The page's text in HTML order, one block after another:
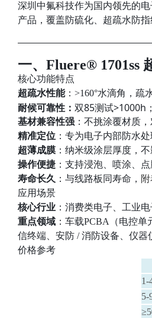
深圳中氟科技作为国内领先的
产品，覆盖防硫化、超疏水防
一、Fluere® 1701ss
核心功能特点
超疏水性能：>160°水滴角，疏
耐候可靠性： 双85测试>1000h
基材兼容性强 ：不挑涂覆材质
精准定位 ：专为电子内部防水
超薄成膜 ：纳米级涂层厚度，
操作便捷 ：支持浸泡、喷涂、
寿命长久 ：与线路板同寿命，
应用场景
核心行业 ：消费类电子、工业
重点领域 ：车载PCBA（电控
信终端、安防 / 消防设备、仪
价格参考
1-
5-